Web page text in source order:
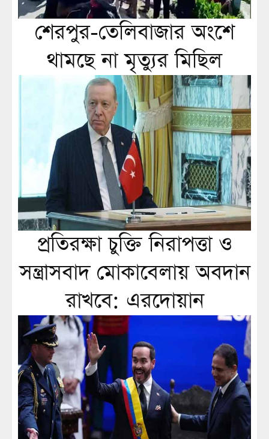
শেরপুর-তেলিবাজার অংশে
থামছে না মৃত্যুর মিছিল
প্রতিরক্ষা চুক্তি নিরাপত্তা ও
সন্ত্রাসবাদ মোকাবেলায় অবদান
রাখবে: এরদোয়ান